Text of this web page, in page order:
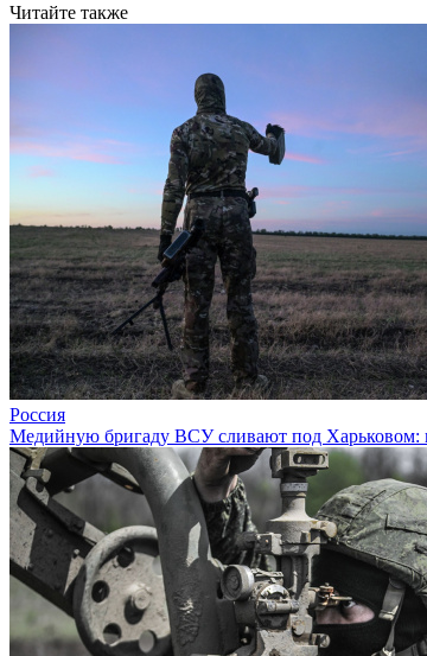
Читайте также
Россия
Медийную бригаду ВСУ сливают под Харьковом: